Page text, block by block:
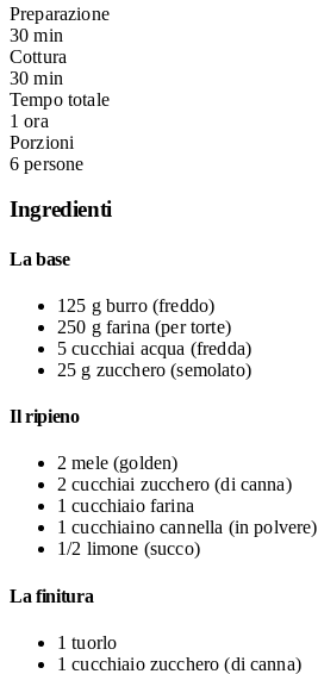
Preparazione
30 min
Cottura
30 min
Tempo totale
1 ora
Porzioni
6 persone
Ingredienti
La base
125 g burro (freddo)
250 g farina (per torte)
5 cucchiai acqua (fredda)
25 g zucchero (semolato)
Il ripieno
2mele (golden)
2 cucchiai zucchero (di canna)
1 cucchiaio farina
1 cucchiainocannella (in polvere)
1/2 limone (succo)
La finitura
1tuorlo
1 cucchiaio zucchero (di canna)